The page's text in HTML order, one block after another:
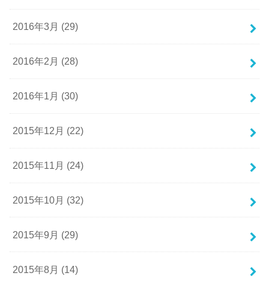
2016年3月 (29)
2016年2月 (28)
2016年1月 (30)
2015年12月 (22)
2015年11月 (24)
2015年10月 (32)
2015年9月 (29)
2015年8月 (14)